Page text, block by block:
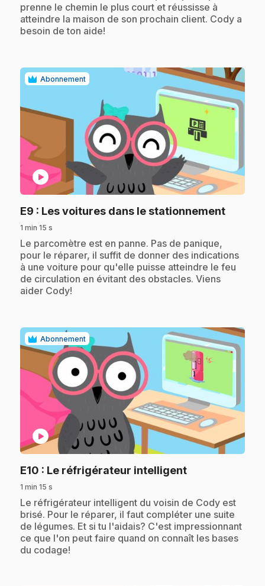
prenne le chemin le plus court et réussisse à
atteindre la maison de son prochain client. Cody a
besoin de ton aide!
Abonnement
play_circle
E9 : Les voitures dans le stationnement.
1 min 15 s
.Le parcomètre est en panne. Pas de panique,
pour le réparer, il suffit de donner des indications
à une voiture pour qu'elle puisse atteindre le feu
de circulation en évitant des obstacles. Viens
aider Cody!
Abonnement
play_circle
E10 : Le réfrigérateur intelligent.
1 min 15 s
.Le réfrigérateur intelligent du voisin de Cody est
brisé. Pour le réparer, il faut compléter une suite
de légumes. Et si tu l'aidais? C'est impressionnant
ce que l'on peut faire quand on connaît les bases
du codage!